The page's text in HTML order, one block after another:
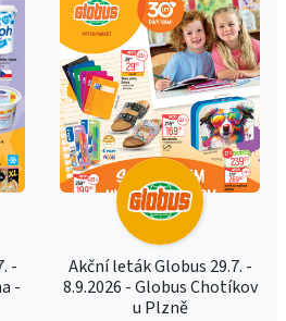
-
-
Akční leták Globus 29.7. -
8.9.2026 - Globus Chotíkov
u Plzně